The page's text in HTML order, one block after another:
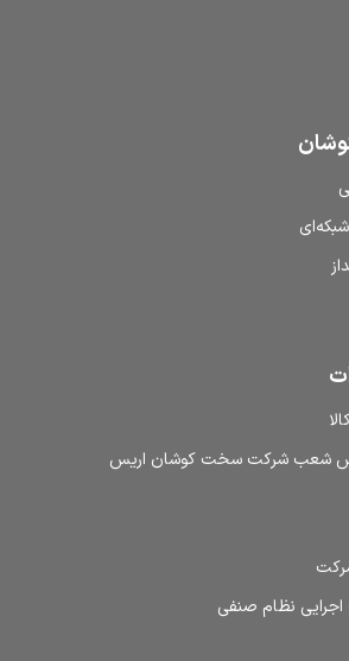
شعب شرکت سخت کوشان اریس
اجرایی نظام صنفی